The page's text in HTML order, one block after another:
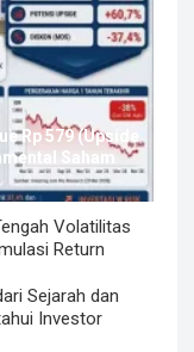
Rp 579 (Upside
Saham
Volatilitas
Return
Sejarah dan
Investor